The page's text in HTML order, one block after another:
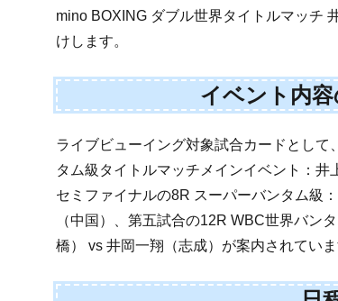
mino BOXING ダブル世界タイトルマッチ
けします。
イベント内
ライブビューイング対象試合カードとし
タム級タイトルマッチメインイベント：井
セミファイナルの8R スーパーバンタム級
（中国）、第五試合の12R WBC世界バン
橋） vs 井岡一翔（志成）が案内されていま